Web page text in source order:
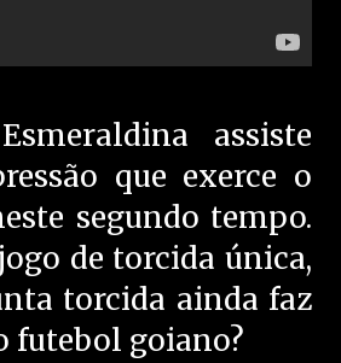
assiste
que exerce o
segundo tempo.
de torcida única,
torcida ainda faz
futebol goiano?